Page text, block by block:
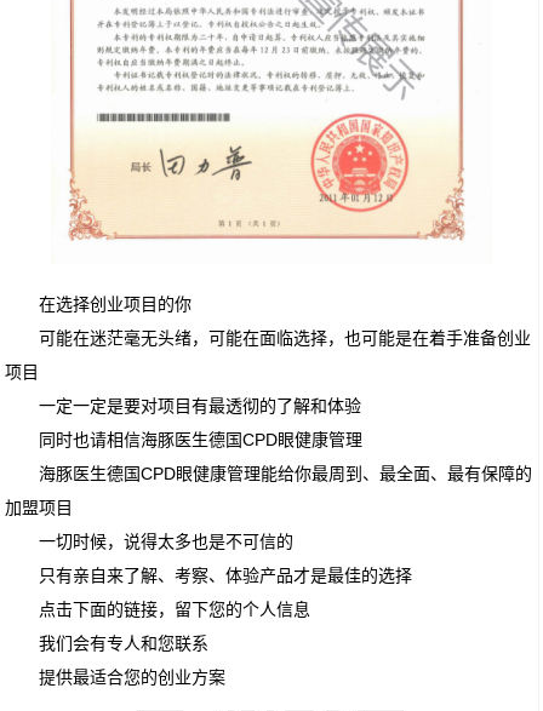
在选择创业项目的你
可能在迷茫毫无头绪，可能在面临选择，也可能是在着手准备创业
项目
一定一定是要对项目有最透彻的了解和体验
同时也请相信海豚医生德国CPD眼健康管理
海豚医生德国CPD眼健康管理能给你最周到、最全面、最有保障的
加盟项目
一切时候，说得太多也是不可信的
只有亲自来了解、考察、体验产品才是最佳的选择
点击下面的链接，留下您的个人信息
我们会有专人和您联系
提供最适合您的创业方案